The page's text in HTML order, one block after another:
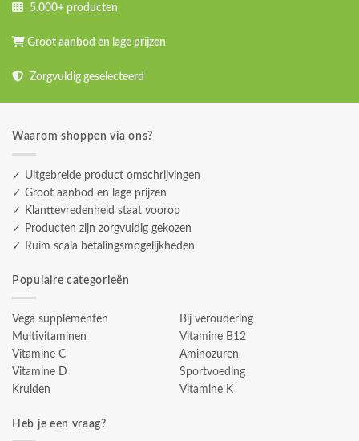
5.000+ producten
Groot aanbod en lage prijzen
Zorgvuldig geselecteerd
Waarom shoppen via ons?
✓ Uitgebreide product omschrijvingen
✓ Groot aanbod en lage prijzen
✓ Klanttevredenheid staat voorop
✓ Producten zijn zorgvuldig gekozen
✓ Ruim scala betalingsmogelijkheden
Populaire categorieën
Vega supplementen
Multivitaminen
Vitamine C
Vitamine D
Kruiden
Bij veroudering
Vitamine B12
Aminozuren
Sportvoeding
Vitamine K
Heb je een vraag?